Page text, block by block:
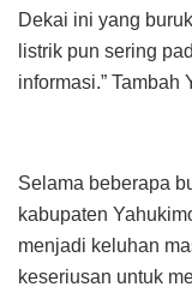
Dekai ini yang
listrik pun sering
informasi.” Tambah
Selama beberapa
kabupaten
menjadi keluhan
keseriusan untuk